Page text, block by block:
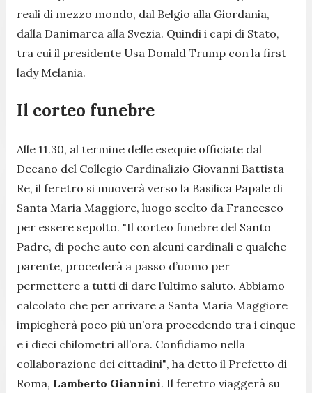
reali di mezzo mondo, dal Belgio alla Giordania,
dalla Danimarca alla Svezia. Quindi i capi di Stato,
tra cui il presidente Usa Donald Trump con la first
lady Melania.
Il corteo funebre
Alle 11.30, al termine delle esequie officiate dal
Decano del Collegio Cardinalizio Giovanni Battista
Re, il feretro si muoverà verso la Basilica Papale di
Santa Maria Maggiore, luogo scelto da Francesco
per essere sepolto. "Il corteo funebre del Santo
Padre, di poche auto con alcuni cardinali e qualche
parente, procederà a passo d’uomo per
permettere a tutti di dare l’ultimo saluto. Abbiamo
calcolato che per arrivare a Santa Maria Maggiore
impiegherà poco più un’ora procedendo tra i cinque
e i dieci chilometri all’ora. Confidiamo nella
collaborazione dei cittadini", ha detto il Prefetto di
Roma, Lamberto Giannini. Il feretro viaggerà su